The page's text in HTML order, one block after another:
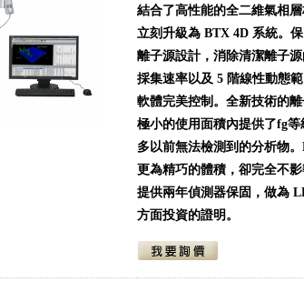
結合了高性能的全二維氣相
立刻升級為 BTX 4D 系統。
離子源設計，消除清潔離子
採集速率以及 5 階線性動態
軟體完美控制。全新技術的
極小的使用面積內提供了fg
多以前無法檢測到的分析物。
更為精巧的體積，卻完全不
提供兩年偵測器保固，做為
方面投資的證明。